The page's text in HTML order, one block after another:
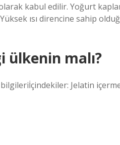
kabul edilir. Yoğurt
ısı direncine sahip
ülkenin malı?
Jelatin